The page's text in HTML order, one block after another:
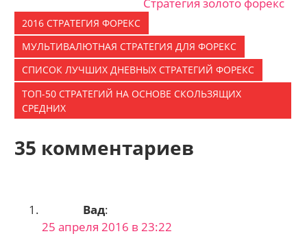
Стратегия золото форекс
2016 СТРАТЕГИЯ ФОРЕКС
МУЛЬТИВАЛЮТНАЯ СТРАТЕГИЯ ДЛЯ ФОРЕКС
СПИСОК ЛУЧШИХ ДНЕВНЫХ СТРАТЕГИЙ ФОРЕКС
ТОП-50 СТРАТЕГИЙ НА ОСНОВЕ СКОЛЬЗЯЩИХ
СРЕДНИХ
35 комментариев
Вад:
25 апреля 2016 в 23:22